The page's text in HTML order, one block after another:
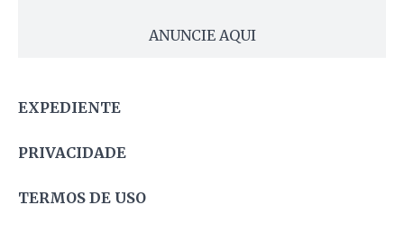
ANUNCIE AQUI
EXPEDIENTE
PRIVACIDADE
TERMOS DE USO